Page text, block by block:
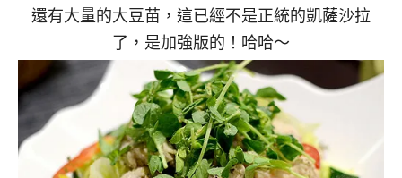
還有大量的大豆苗，這已經不是正統的凱薩沙拉
了，是加強版的！哈哈～